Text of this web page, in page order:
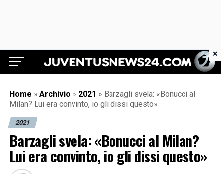
Juventus News 24
Home » Archivio » 2021 » Barzagli svela: «Bonucci al
Milan? Lui era convinto, io gli dissi questo»
2021
Barzagli svela: «Bonucci al Milan?
Lui era convinto, io gli dissi questo»
×